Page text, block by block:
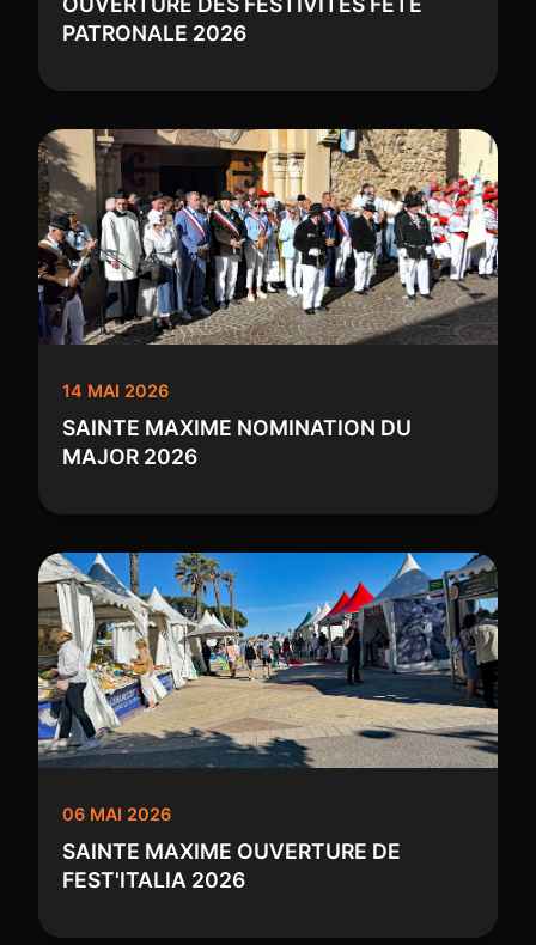
PATRONALE 2026
14 MAI 2026
SAINTE MAXIME NOMINATION DU
MAJOR 2026
06 MAI 2026
SAINTE MAXIME OUVERTURE DE
FEST'ITALIA 2026